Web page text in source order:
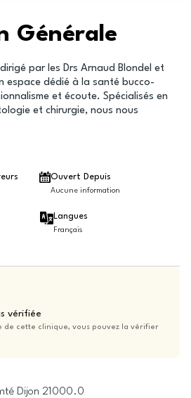
Générale
par les Drs Arnaud Blondel et
espace dédié à la santé bucco-
et écoute. Spécialisés en
et chirurgie, nous nous
Ouvert Depuis
Aucune information
Langues
Français
vérifiée
de cette clinique, vous pouvez la vérifier
Dijon 21000.0